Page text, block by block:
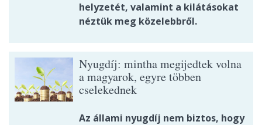
helyzetét, valamint a kilátásokat
néztük meg közelebbről.
Nyugdíj: mintha megijedtek volna
a magyarok, egyre többen
cselekednek
Az állami nyugdíj nem biztos, hogy